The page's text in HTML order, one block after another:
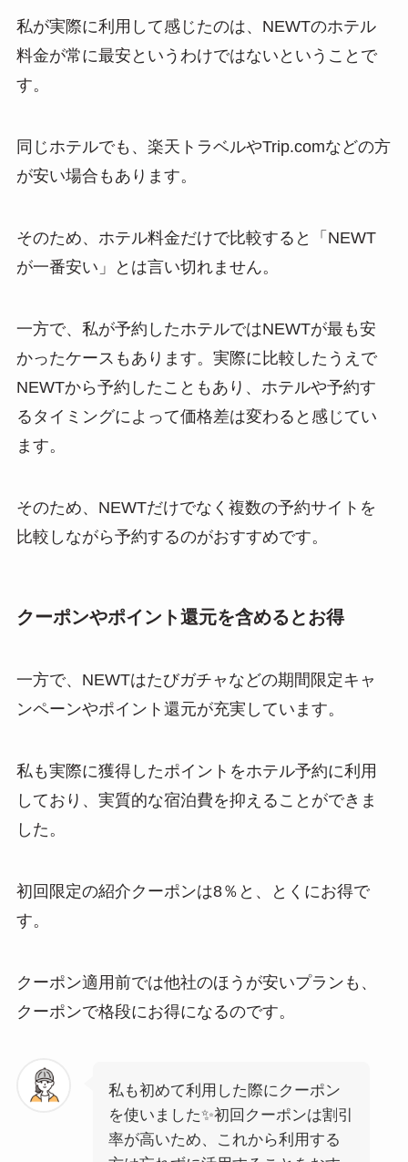
私が実際に利用して感じたのは、NEWTのホテル
料金が常に最安というわけではないということで
す。
同じホテルでも、楽天トラベルやTrip.comなどの方
が安い場合もあります。
そのため、ホテル料金だけで比較すると「NEWT
が一番安い」とは言い切れません。
一方で、私が予約したホテルではNEWTが最も安
かったケースもあります。実際に比較したうえで
NEWTから予約したこともあり、ホテルや予約す
るタイミングによって価格差は変わると感じてい
ます。
そのため、NEWTだけでなく複数の予約サイトを
比較しながら予約するのがおすすめです。
クーポンやポイント還元を含めるとお得
一方で、NEWTはたびガチャなどの期間限定キャ
ンペーンやポイント還元が充実しています。
私も実際に獲得したポイントをホテル予約に利用
しており、実質的な宿泊費を抑えることができま
した。
初回限定の紹介クーポンは8％と、とくにお得で
す。
クーポン適用前では他社のほうが安いプランも、
クーポンで格段にお得になるのです。
私も初めて利用した際にクーポン
を使いました✨️初回クーポンは割引
率が高いため、これから利用する